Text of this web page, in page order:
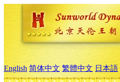
English 简体中文 繁體中文 日本語